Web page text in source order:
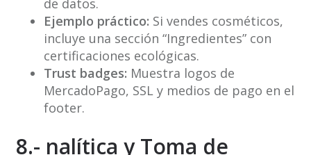
de datos.
Ejemplo práctico: Si vendes cosméticos,
incluye una sección “Ingredientes” con
certificaciones ecológicas.
Trust badges: Muestra logos de
MercadoPago, SSL y medios de pago en el
footer.
8.- nalítica y Toma de